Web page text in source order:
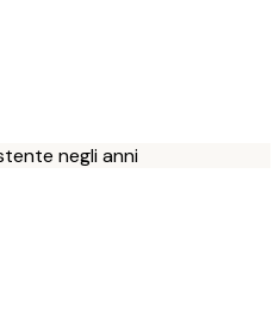
negli anni